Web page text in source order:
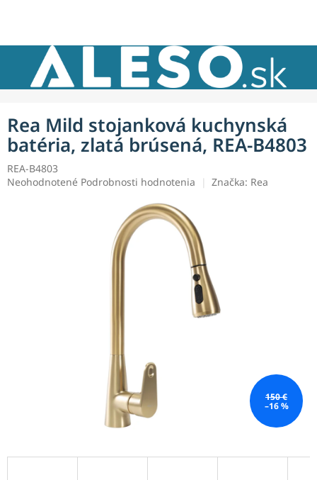
Rea Mild stojanková kuchynská
batéria, zlatá brúsená, REA-B4803
REA-B4803
Priemerné
Neohodnotené Podrobnosti hodnotenia Značka: Rea
150 €
–16 %